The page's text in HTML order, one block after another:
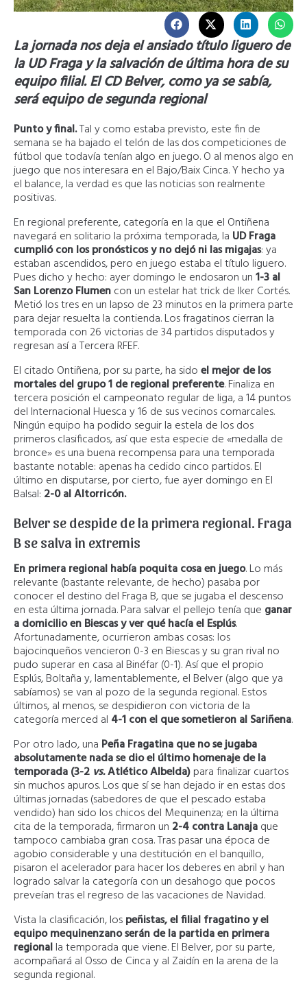
La jornada nos deja el ansiado título liguero de
la UD Fraga y la salvación de última hora de su
equipo filial. El CD Belver, como ya se sabía,
será equipo de segunda regional
Punto y final.Tal y como estaba previsto, este fin de
semana se ha bajado el telón de las dos competiciones de
fútbol que todavía tenían algo en juego. O al menos algo en
juego que nos interesara en el Bajo/Baix Cinca. Y hecho ya
el balance, la verdad es que las noticias son realmente
positivas.
En regional preferente, categoría en la que el Ontiñena
navegará en solitario la próxima temporada, la UD Fraga
cumplió con los pronósticos y no dejó ni las migajas: ya
estaban ascendidos, pero en juego estaba el título liguero.
Pues dicho y hecho: ayer domingo le endosaron un1-3 al
San Lorenzo Flumencon un estelar hat trick de Iker Cortés.
Metió los tres en un lapso de 23 minutos en la primera parte
para dejar resuelta la contienda. Los fragatinos cierran la
temporada con 26 victorias de 34 partidos disputados y
regresan así a Tercera RFEF.
El citado Ontiñena, por su parte, ha sidoel mejor de los
mortales del grupo 1 de regional preferente. Finaliza en
tercera posición el campeonato regular de liga, a 14 puntos
del Internacional Huesca y 16 de sus vecinos comarcales.
Ningún equipo ha podido seguir la estela de los dos
primeros clasificados, así que esta especie de «medalla de
bronce» es una buena recompensa para una temporada
bastante notable: apenas ha cedido cinco partidos. El
último en disputarse, por cierto, fue ayer domingo en El
Balsal: 2-0 al Altorricón.
Belver se despide de la primera regional. Fraga
B se salva in extremis
En primera regional había poquita cosa en juego. Lo más
relevante (bastante relevante, de hecho) pasaba por
conocer el destino del Fraga B, que se jugaba el descenso
en esta última jornada. Para salvar el pellejo tenía que ganar
a domicilio en Biescas y ver qué hacía el Esplús.
Afortunadamente, ocurrieron ambas cosas: los
bajocinqueños vencieron 0-3 en Biescas y su gran rival no
pudo superar en casa al Binéfar (0-1). Así que el propio
Esplús, Boltaña y, lamentablemente, el Belver (algo que ya
sabíamos) se van al pozo de la segunda regional. Estos
últimos, al menos, se despidieron con victoria de la
categoría merced al 4-1 con el que sometieron al Sariñena.
Por otro lado, una Peña Fragatina que no se jugaba
absolutamente nada se dio el último homenaje de la
temporada (3-2 vs.Atlético Albelda)para finalizar cuartos
sin muchos apuros. Los que sí se han dejado ir en estas dos
últimas jornadas (sabedores de que el pescado estaba
vendido) han sido los chicos del Mequinenza; en la última
cita de la temporada, firmaron un 2-4 contra Lanajaque
tampoco cambiaba gran cosa. Tras pasar una época de
agobio considerable y una destitución en el banquillo,
pisaron el acelerador para hacer los deberes en abril y han
logrado salvar la categoría con un desahogo que pocos
preveían tras el regreso de las vacaciones de Navidad.
Vista la clasificación, lospeñistas, el filial fragatino y el
equipo mequinenzano serán de la partida en primera
regionalla temporada que viene. El Belver, por su parte,
acompañará al Osso de Cinca y al Zaidín en la arena de la
segunda regional.